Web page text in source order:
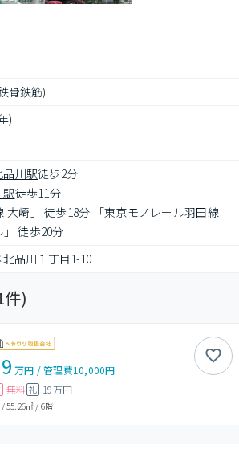
骨鉄筋)
)
品川駅徒歩2分
徒歩11分
大崎」 徒歩18分 「東京モノレール羽田線
徒歩20分
品川１丁目1-10
件)
万円 /管理費10,000円
無料 礼 19万円
/55.26㎡ / 6階